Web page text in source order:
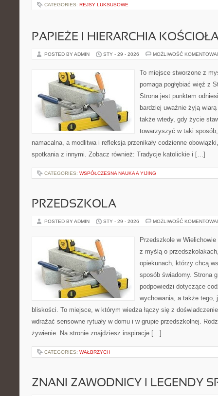
CATEGORIES: REJSY LUKSUSOWE
PAPIEŻE I HIERARCHIA
POSTED BY ADMIN STY - 29 - 2026 MOŻLIWOŚĆ
To miejsce stworzone z
pomaga pogłębiać więź z
Strona jest punktem
bardziej uważnie żyją
także wtedy, gdy życie
towarzyszyć w taki
namacalna, a modlitwa i refleksja przenikały codzienne
spotkania z innymi. Zobacz również: Tradycje katolickie i […]
CATEGORIES: WSPÓŁCZESNA NAUKA A YIJING
PRZEDSZKOLA
POSTED BY ADMIN STY - 29 - 2026 MOŻLIWOŚĆ
Przedszkole w
z myślą o
opiekunach, którzy chcą
sposób świadomy. Strona
podpowiedzi dotyczące
wychowania, a także tego,
bliskości. To miejsce, w którym wiedza łączy się z
wdrażać sensowne rytuały w domu i w grupie przedszkolnej.
żywienie. Na stronie znajdziesz inspiracje […]
CATEGORIES: WAŁBRZYCH
ZNANI ZAWODNICY I LEGENDY